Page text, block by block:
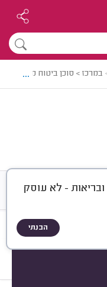
במרכז > סוכן ביטוח מומלץ -
...
ובריאות - לא עוסק
הבנתי
רישוי ותעודות